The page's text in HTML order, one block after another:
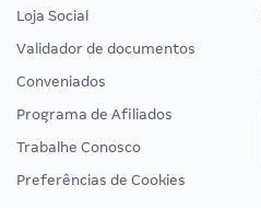
Loja Social
Validador de documentos
Conveniados
Programa de Afiliados
Trabalhe Conosco
Preferências de Cookies